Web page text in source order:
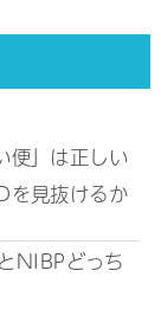
便」は正しい
見抜けるか
NIBPどっち